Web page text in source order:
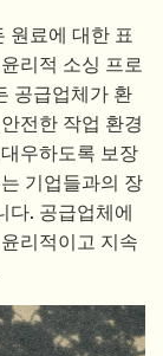
원료에 대한 표
리적 소싱 프로
공급업체가 환
전한 작업 환경
우하도록 보장
기업들과의 장
다. 공급업체에
리적이고 지속